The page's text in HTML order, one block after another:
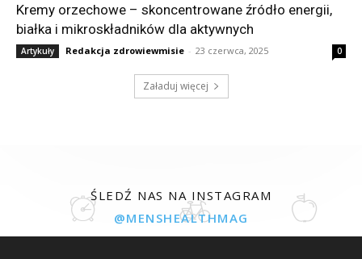
Kremy orzechowe – skoncentrowane źródło energii,
białka i mikroskładników dla aktywnych
Artykuły Redakcja zdrowiewmisie - 23 czerwca, 2025 0
Załaduj więcej
ŚLEDŹ NAS NA INSTAGRAM
@MENSHEALTHMAG